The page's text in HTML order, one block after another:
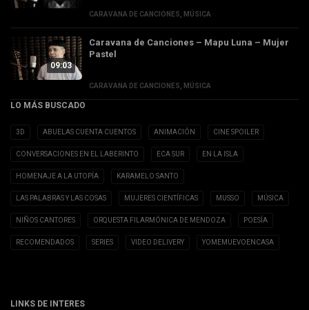
CARAVANA DE CANCIONES MÚSICA
09:03
Caravana de Canciones – Mapu Luna – Mujer
Pastel
CARAVANA DE CANCIONES MÚSICA
LO MÁS BUSCADO
3D ABUELAS CUENTA CUENTOS ANIMACIÓN CINE SPOILER
CONVERSACIONES EN EL LABERINTO ECA SUR EN LA ISLA
HOMENAJE A LA UTOPÍA KARAMELO SANTO
LAS PALABRAS Y LAS COSAS MUJERES CIENTÍFICAS MUSSO MÚSICA
NIÑOS CANTORES ORQUESTA FILARMÓNICA DE MENDOZA POESÍA
RECOMENDADOS SERIES VIDEO DELIVERY YOMEMUEVOENCASA
LINKS DE INTERES